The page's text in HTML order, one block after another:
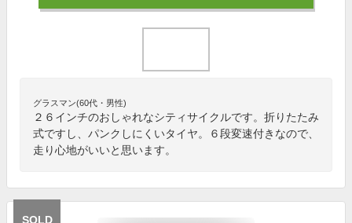
グラスマン(60代・男性)
２６インチのおしゃれなシティサイクルです。折りたたみ
式ですし、パンクしにくいタイヤ。６段変速付きなので、
走り心地がいいと思います。
SOLD